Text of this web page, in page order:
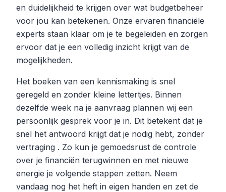
en duidelijkheid te krijgen over wat budgetbeheer
voor jou kan betekenen. Onze ervaren financiële
experts staan klaar om je te begeleiden en zorgen
ervoor dat je een volledig inzicht krijgt van de
mogelijkheden.
Het boeken van een kennismaking is snel
geregeld en zonder kleine lettertjes. Binnen
dezelfde week na je aanvraag plannen wij een
persoonlijk gesprek voor je in. Dit betekent dat je
snel het antwoord krijgt dat je nodig hebt, zonder
vertraging . Zo kun je gemoedsrust de controle
over je financiën terugwinnen en met nieuwe
energie je volgende stappen zetten. Neem
vandaag nog het heft in eigen handen en zet de